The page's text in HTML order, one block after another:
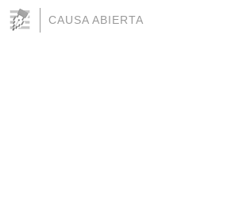
CAUSA ABIERTA